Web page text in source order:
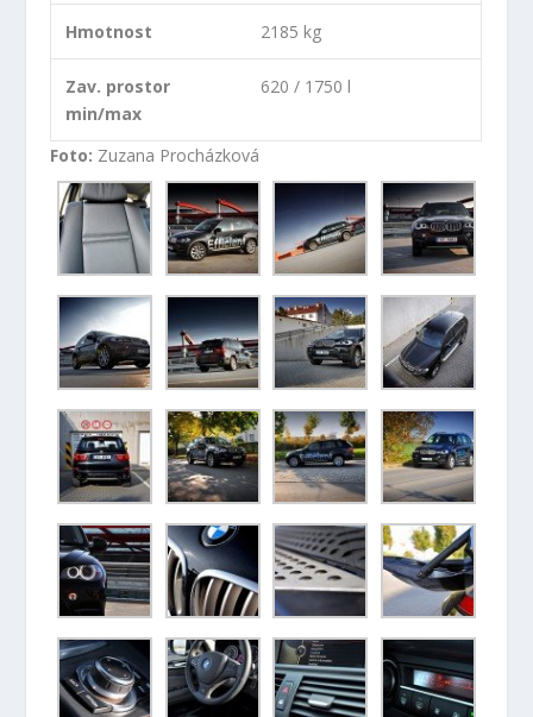
Hmotnost 2185 kg
Zav. prostor
min/max
620 / 1750 l
Foto: Zuzana Procházková